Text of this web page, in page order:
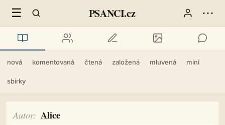
☰ PSANCI.cz ⋯
nová komentovaná čtená založená mluvená mini
sbírky
Autor Alice